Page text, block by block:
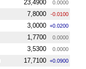
23,4900 0.0000
7,8000 -0.0100
3,0000 +0.0200
1,7700 0.0000
3,5300 0.0000
17,7100 +0.0900